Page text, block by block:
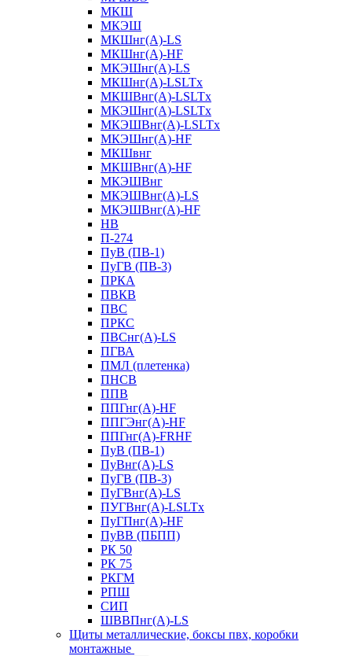
МКШ
МКЭШ
МКШнг(А)-LS
МКШнг(А)-HF
МКЭШнг(А)-LS
МКШнг(А)-LSLTx
МКШВнг(A)-LSLTx
МКЭШнг(А)-LSLTx
МКЭШВнг(A)-LSLTx
МКЭШнг(А)-HF
МКШвнг
МКШВнг(А)-HF
МКЭШВнг
МКЭШВнг(А)-LS
МКЭШВнг(А)-HF
НВ
П-274
ПуВ (ПВ-1)
ПуГВ (ПВ-3)
ПРКА
ПВКВ
ПВС
ПРКС
ПВСнг(А)-LS
ПГВА
ПМЛ (плетенка)
ПНСВ
ППВ
ППГнг(А)-HF
ППГЭнг(А)-HF
ППГнг(А)-FRHF
ПуВ (ПВ-1)
ПуВнг(А)-LS
ПуГВ (ПВ-3)
ПуГВнг(А)-LS
ПУГВнг(А)-LSLTx
ПуГПнг(А)-HF
ПуВВ (ПБПП)
РК 50
РК 75
РКГМ
РПШ
СИП
ШВВПнг(А)-LS
Щиты металлические, боксы пвх, коробки
монтажные